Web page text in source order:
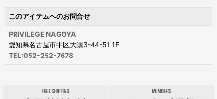
このアイテムへのお問合せ
PRIVILEGE NAGOYA
愛知県名古屋市中区大須3-44-51 1F
TEL:052-252-7678